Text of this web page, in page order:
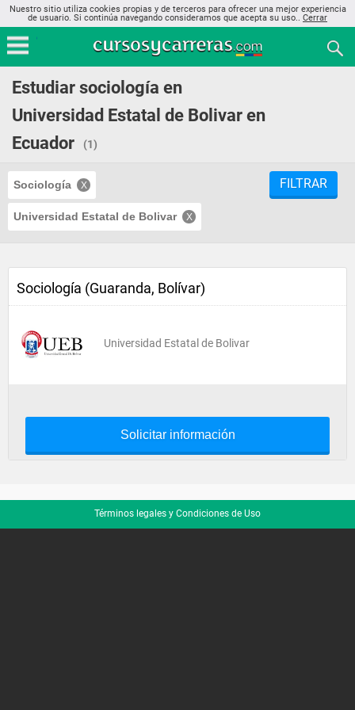
Nuestro sitio utiliza cookies propias y de terceros para ofrecer una mejor experiencia
de usuario. Si continúa navegando consideramos que acepta su uso.. Cerrar
Estudiar sociología en
Universidad Estatal de Bolivar en
Ecuador
(1)
Sociología
Universidad Estatal de Bolivar
FILTRAR
Sociología (Guaranda, Bolívar)
Universidad Estatal de Bolivar
Solicitar información
Términos legales y Condiciones de Uso